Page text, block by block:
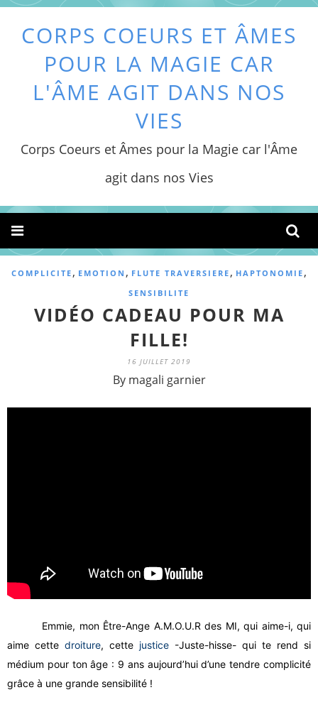
CORPS COEURS ET ÂMES
POUR LA MAGIE CAR
L'ÂME AGIT DANS NOS
VIES
Corps Coeurs et Âmes pour la Magie car l'Âme
agit dans nos Vies
COMPLICITE , EMOTION , FLUTE TRAVERSIERE , HAPTONOMIE ,
SENSIBILITE
VIDÉO CADEAU POUR MA
FILLE!
16 JUILLET 2019
By magali garnier
Emmie, mon Être-Ange A.M.O.U.R des MI, qui aime-i, qui
aime cette droiture, cette justice -Juste-hisse- qui te rend si
médium pour ton âge : 9 ans aujourd’hui d’une tendre complicité
grâce à une grande sensibilité !